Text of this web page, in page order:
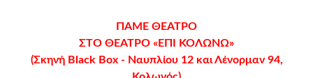
ΠΑΜΕ ΘΕΑΤΡΟ
ΣΤΟ ΘΕΑΤΡΟ «ΕΠΙ ΚΟΛΩΝΩ»
(Σκηνή Black Box - Ναυπλίου 12 και Λένορμαν 94,